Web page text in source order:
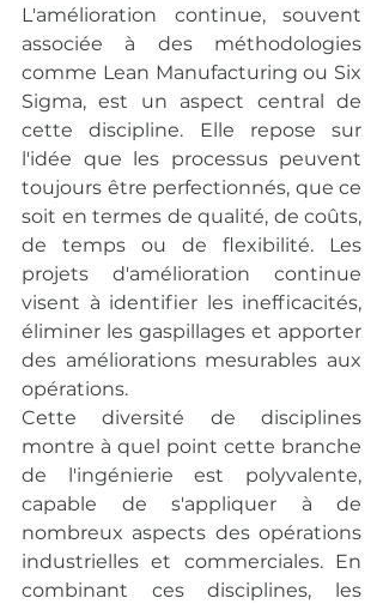
L'amélioration continue, souvent
associée à des méthodologies
comme Lean Manufacturing ou Six
Sigma, est un aspect central de
cette discipline. Elle repose sur
l'idée que les processus peuvent
toujours être perfectionnés, que ce
soit en termes de qualité, de coûts,
de temps ou de flexibilité. Les
projets d'amélioration continue
visent à identifier les inefficacités,
éliminer les gaspillages et apporter
des améliorations mesurables aux
opérations.
Cette diversité de disciplines
montre à quel point cette branche
de l'ingénierie est polyvalente,
capable de s'appliquer à de
nombreux aspects des opérations
industrielles et commerciales. En
combinant ces disciplines, les